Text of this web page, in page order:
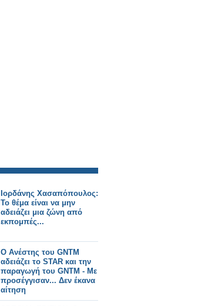
Ιορδάνης Χασαπόπουλος:
Το θέμα είναι να μην
αδειάζει μια ζώνη από
εκπομπές...
O Ανέστης του GNTM
αδειάζει το STAR και την
παραγωγή του GNTM - Με
προσέγγισαν... Δεν έκανα
αίτηση